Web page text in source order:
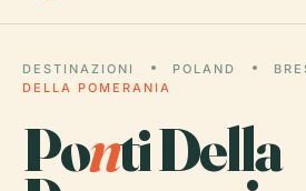
DESTINAZIONI POLAND
DELLA POMERANIA
Ponti Della